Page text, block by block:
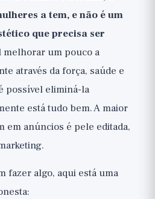
a tem, e não é um
que precisa ser
melhorar um pouco a
através da força, saúde e
possível eliminá-la
está tudo bem. A maior
em anúncios é pele editada,
fazer algo, aqui está uma